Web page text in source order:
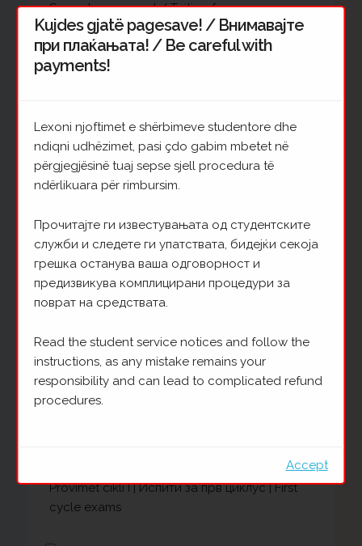
Kujdes gjatë pagesave! / Внимавајте
при плаќањата! / Be careful with
payments!
Lexoni njoftimet e shërbimeve studentore dhe
ndiqni udhëzimet, pasi çdo gabim mbetet në
përgjegjësinë tuaj sepse sjell procedura të
ndërlikuara për rimbursim.
Прочитајте ги известувањата од студентските
служби и следете ги упатствата, бидејќи секоја
грешка останува ваша одговорност и
предизвикува комплицирани процедури за
поврат на средствата.
Read the student service notices and follow the
instructions, as any mistake remains your
responsibility and can lead to complicated refund
procedures.
Accept
Semester payment / Tuition fee
Indeks cikli I / II | Индекс прв / втор циклус |
Indeks cikli III | Индекс трет циклус | Index for
Taksa për aktivitetet kulturore, sportive dhe
informative | Такса за спортски, културни и
информативни активности | Tax for cultural,
Parlamenti i studentëve | Унија на студенти |
Provimet cikli I | Испити за прв циклус | First
cycle exams